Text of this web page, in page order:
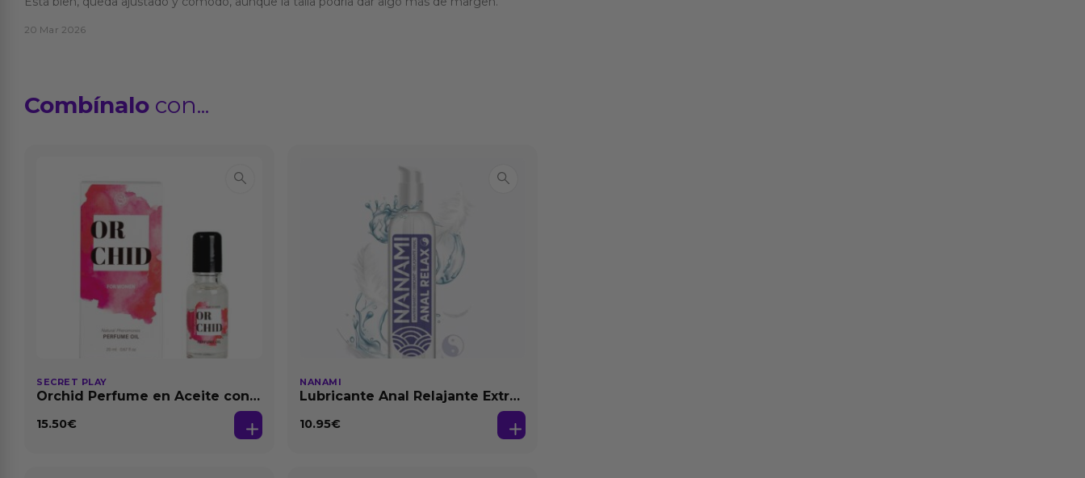
20 Mar 2026
Combínalo con...
SECRET PLAY
Orchid Perfume en Aceite con
15.50€
NANAMI
Lubricante Anal Relajante Extra
10.95€